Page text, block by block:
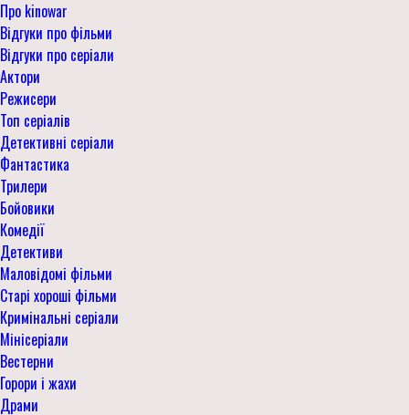
Про kinowar
Відгуки про фільми
Відгуки про серіали
Актори
Режисери
Топ серіалів
Детективні серіали
Фантастика
Трилери
Бойовики
Комедії
Детективи
Маловідомі фільми
Старі хороші фільми
Кримінальні серіали
Мінісеріали
Вестерни
Горори і жахи
Драми